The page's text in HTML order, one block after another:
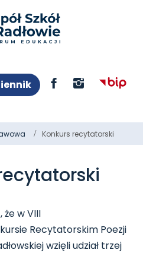
Konkurs recytatorski
w VIII
Recytatorskim Poezji
wzięli udział trzej